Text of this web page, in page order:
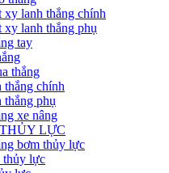
xy lanh thắng chính
xy lanh thắng phụ
tay
thắng
thắng chính
thắng phụ
xe nâng
LỰC
bơm thủy lực
thủy lực